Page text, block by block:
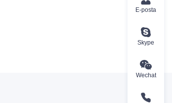
E-posta
Skype
Wechat